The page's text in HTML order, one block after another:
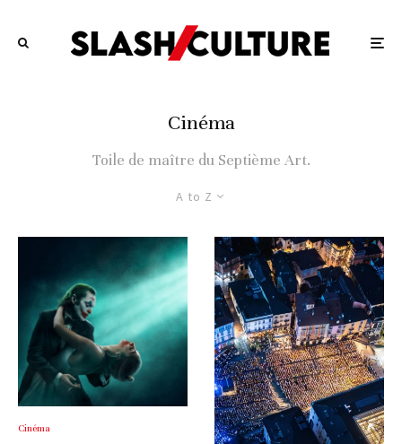
Cinéma
Toile de maître du Septième Art.
A to Z
Cinéma